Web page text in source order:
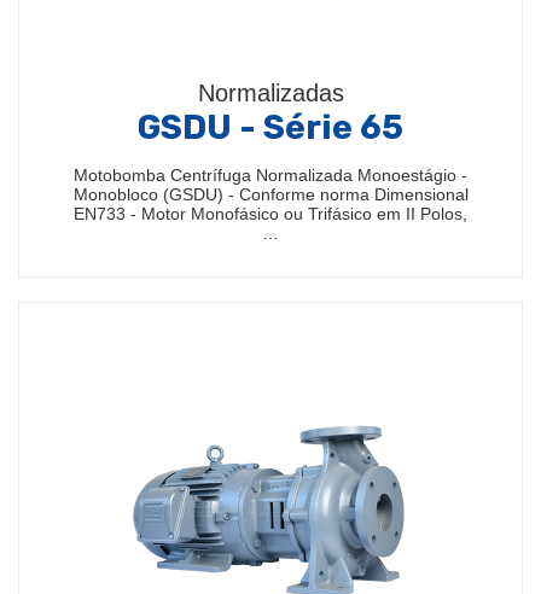
Normalizadas
GSDU - Série 65
Motobomba Centrífuga Normalizada Monoestágio -
Monobloco (GSDU) - Conforme norma Dimensional
EN733 - Motor Monofásico ou Trifásico em II Polos,